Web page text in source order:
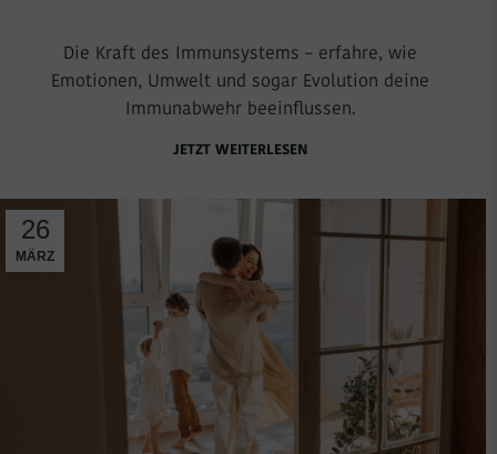
Die Kraft des Immunsystems – erfahre, wie
Emotionen, Umwelt und sogar Evolution deine
Immunabwehr beeinflussen.
JETZT WEITERLESEN
26
MÄRZ